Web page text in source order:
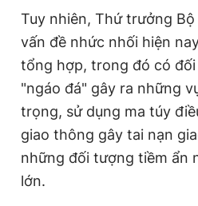
Tuy nhiên, Thứ trưởng
vấn đề nhức nhối hiện
tổng hợp, trong đó có
"ngáo đá" gây ra những
trọng, sử dụng ma túy
giao thông gây tai nạn
những đối tượng tiềm ẩn
lớn.